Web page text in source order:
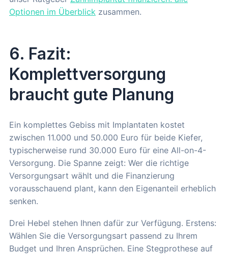
Optionen im Überblick zusammen.
6. Fazit:
Komplettversorgung
braucht gute Planung
Ein komplettes Gebiss mit Implantaten kostet
zwischen 11.000 und 50.000 Euro für beide Kiefer,
typischerweise rund 30.000 Euro für eine All-on-4-
Versorgung. Die Spanne zeigt: Wer die richtige
Versorgungsart wählt und die Finanzierung
vorausschauend plant, kann den Eigenanteil erheblich
senken.
Drei Hebel stehen Ihnen dafür zur Verfügung. Erstens:
Wählen Sie die Versorgungsart passend zu Ihrem
Budget und Ihren Ansprüchen. Eine Stegprothese auf